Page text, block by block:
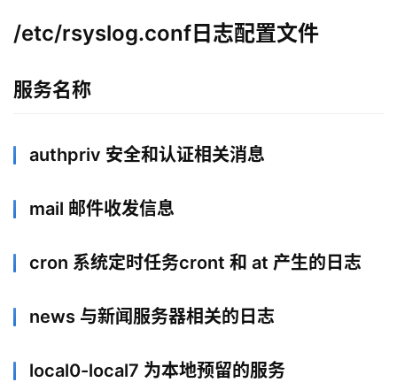
/etc/rsyslog.conf日志配置文件
服务名称
authpriv 安全和认证相关消息
mail 邮件收发信息
cron 系统定时任务cront 和 at 产生的日志
news 与新闻服务器相关的日志
local0-local7 为本地预留的服务